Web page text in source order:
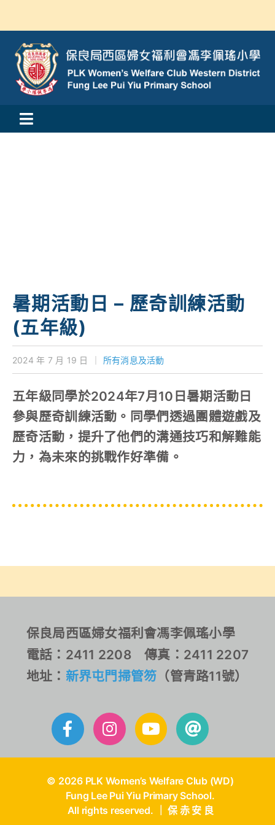
content
Toggle
我們的成就
對外聯繫
聯絡我們
暑期活動日 – 歷奇訓練活動
(五年級)
2024 年 7 月 19 日 所有消息及活動
五年級同學於2024年7月10日暑期活動日
參與歷奇訓練活動。同學們透過團體遊戲及
歷奇活動，提升了他們的溝通技巧和解難能
力，為未來的挑戰作好準備。
保良局西區婦女福利會馮李佩瑤小學
電話：2411 2208 傳真：2411 2207
地址： 新界屯門掃管笏 （管青路11號）
© 2026 PLK Women’s Welfare Club (WD)
Fung Lee Pui Yiu Primary School.
All rights reserved. ｜ 保 赤 安 良